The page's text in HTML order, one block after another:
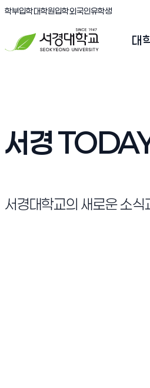
서경대학교
학부입학(새창 열림)
대학원입학(새창 열림)
외국인유학생(새창 열림)
대
서경
서경대학교의 새로운 소